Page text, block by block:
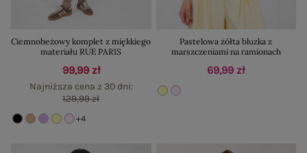
Ciemnobeżowy komplet z miękkiego
materiału RUE PARIS
99,99 zł
Najniższa cena z 30 dni:
129,99 zł
+4
Pastelowa żółta bluzka z
marszczeniami na ramionach
69,99 zł